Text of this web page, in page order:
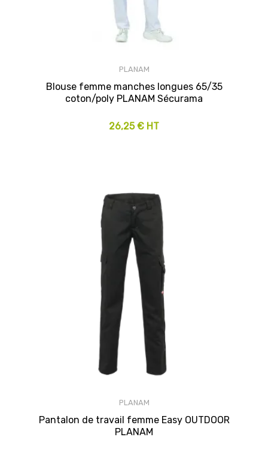
PLANAM
Blouse femme manches longues 65/35
coton/poly PLANAM Sécurama
26,25 € HT
PLANAM
Pantalon de travail femme Easy OUTDOOR
PLANAM